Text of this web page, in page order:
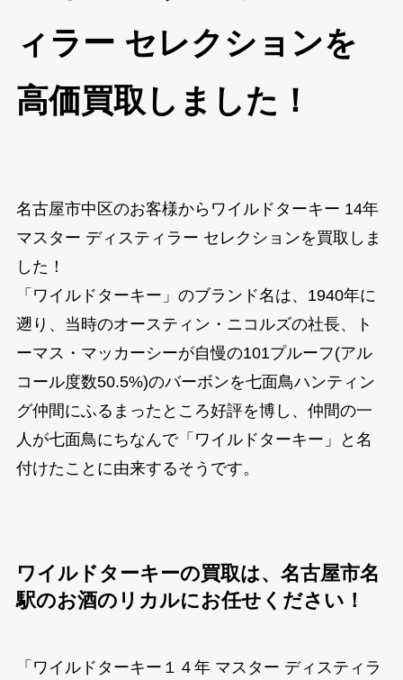
ィラー セレクションを
高価買取しました！
名古屋市中区のお客様からワイルドターキー 14年
マスター ディスティラー セレクションを買取しま
した！
「ワイルドターキー」のブランド名は、1940年に
遡り、当時のオースティン・ニコルズの社長、ト
ーマス・マッカーシーが自慢の101プルーフ(アル
コール度数50.5%)のバーボンを七面鳥ハンティン
グ仲間にふるまったところ好評を博し、仲間の一
人が七面鳥にちなんで「ワイルドターキー」と名
付けたことに由来するそうです。
ワイルドターキーの買取は、名古屋市名
駅のお酒のリカルにお任せください！
「ワイルドターキー１４年 マスター ディスティラ